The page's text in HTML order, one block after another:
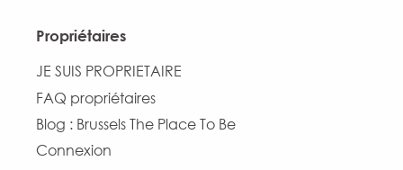
Propriétaires
JE SUIS PROPRIETAIRE
FAQ propriétaires
Blog : Brussels The Place To Be
Connexion